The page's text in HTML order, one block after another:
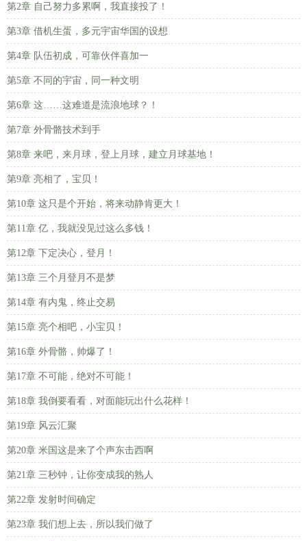
第2章 自己努力多累啊，我直接投了！
第3章 借机生蛋，多元宇宙华国的设想
第4章 队伍初成，可靠伙伴喜加一
第5章 不同的宇宙，同一种文明
第6章 这……这难道是流浪地球？！
第7章 外骨骼技术到手
第8章 来吧，来月球，登上月球，建立月球基地！
第9章 亮相了，宝贝！
第10章 这只是个开始，将来动静肯更大！
第11章 亿，我就没见过这么多钱！
第12章 下定决心，登月！
第13章 三个月登月不是梦
第14章 有内鬼，终止交易
第15章 亮个相吧，小宝贝！
第16章 外骨骼，帅爆了！
第17章 不可能，绝对不可能！
第18章 我倒要看看，对面能玩出什么花样！
第19章 风云汇聚
第20章 米国这是来了个声东击西啊
第21章 三秒钟，让你变成我的熟人
第22章 发射时间确定
第23章 我们想上去，所以我们做了